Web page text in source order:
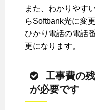
また、わかりやす
らSoftbank光に変
ひかり電話の電話
更になります。
工事費の
が必要です